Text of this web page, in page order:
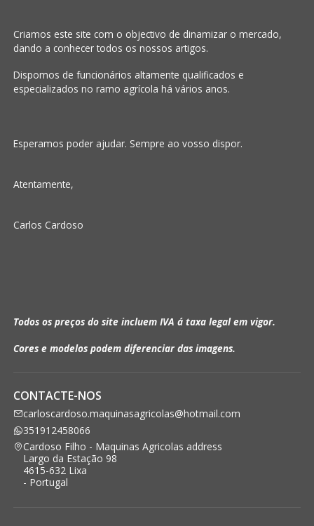
Criamos este site com o objectivo de dinamizar o mercado,
dando a conhecer todos os nossos artigos.
Dispomos de funcionários altamente qualificados e
especializados no ramo agrícola há vários anos.
Esperamos poder ajudar. Sempre ao vosso dispor.
Atentamente,
Carlos Cardoso
Todos os preços do site incluem IVA á taxa legal em vigor.
Cores e modelos podem diferenciar das imagens.
CONTACTE-NOS
carloscardoso.maquinasagricolas@hotmail.com
351912458066
Cardoso Filho - Maquinas Agricolas address
Largo da Estação 98
4615-632 Lixa
- Portugal